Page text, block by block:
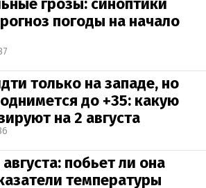
погоды на начало
только на западе, но
до +35: какую
на 2 августа
побьет ли она
температуры